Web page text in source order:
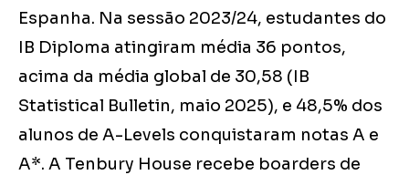
Espanha. Na sessão 2023/24, estudantes do
IB Diploma atingiram média 36 pontos,
acima da média global de 30,58 (IB
Statistical Bulletin, maio 2025), e 48,5% dos
alunos de A-Levels conquistaram notas A e
A*. A Tenbury House recebe boarders de